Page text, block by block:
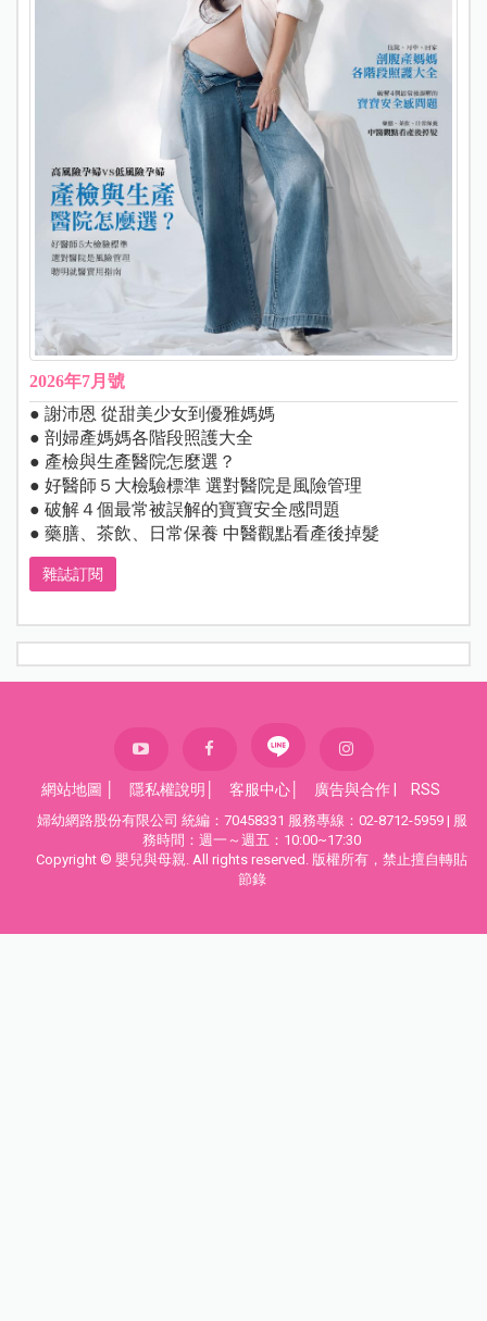
2026年7月號
● 謝沛恩 從甜美少女到優雅媽媽
● 剖婦產媽媽各階段照護大全
● 產檢與生產醫院怎麼選？
● 好醫師５大檢驗標準 選對醫院是風險管理
● 破解４個最常被誤解的寶寶安全感問題
● 藥膳、茶飲、日常保養 中醫觀點看產後掉髮
雜誌訂閱
網站地圖 隱私權說明 客服中心 廣告與合作 RSS
婦幼網路股份有限公司 統編：70458331 服務專線：02-8712-5959 | 服
務時間：週一～週五：10:00~17:30
Copyright © 嬰兒與母親. All rights reserved. 版權所有，禁止擅自轉貼
節錄